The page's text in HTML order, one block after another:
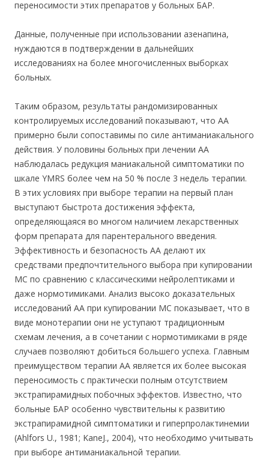
переносимости этих препаратов у больных БАР.
Данные, полученные при использовании азенапина,
нуждаются в подтверждении в дальнейших
исследованиях на более многочисленных выборках
больных.
Таким образом, результаты рандомизированных
контролируемых исследований показывают, что АА
примерно были сопоставимы по силе антиманиакального
действия. У половины больных при лечении АА
наблюдалась редукция маниакальной симптоматики по
шкале YMRS более чем на 50 % после 3 недель терапии.
В этих условиях при выборе терапии на первый план
выступают быстрота достижения эффекта,
определяющаяся во многом наличием лекарственных
форм препарата для парентерального введения.
Эффективность и безопасность АА делают их
средствами предпочтительного выбора при купировании
МС по сравнению с классическими нейролептиками и
даже нормотимиками. Анализ высоко доказательных
исследований АА при купировании МС показывает, что в
виде монотерапии они не уступают традиционным
схемам лечения, а в сочетании с нормотимиками в ряде
случаев позволяют добиться большего успеха. Главным
преимуществом терапии АА является их более высокая
переносимость с практически полным отсутствием
экстрапирамидных побочных эффектов. Известно, что
больные БАР особенно чувствительны к развитию
экстрапирамидной симптоматики и гиперпролактинемии
(Ahlfors U., 1981; KaneJ., 2004), что необходимо учитывать
при выборе антиманиакальной терапии.